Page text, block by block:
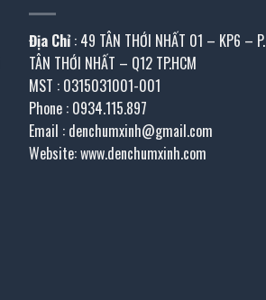
Địa Chỉ : 49 TÂN THỚI NHẤT 01 – KP6 – P.
TÂN THỚI NHẤT – Q12 TP.HCM
MST : 0315031001-001
Phone : 0934.115.897
Email : denchumxinh@gmail.com
Website: www.denchumxinh.com